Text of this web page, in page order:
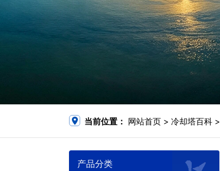
当前位置： 网站首页 > 冷却塔百科 >
产品分类